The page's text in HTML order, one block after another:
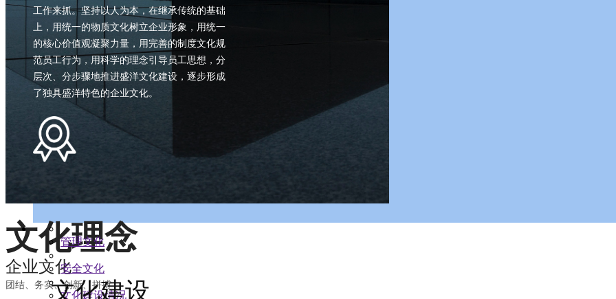
文化理念
企业文化
团结、务实、创新、拼搏
工作来抓。坚持以人为本，在继承传统的基础
上，用统一的物质文化树立企业形象，用统一
的核心价值观凝聚力量，用完善的制度文化规
范员工行为，用科学的理念引导员工思想，分
层次、分步骤地推进盛洋文化建设，逐步形成
了独具盛洋特色的企业文化。
管理文化
安全文化
文化建设情况
文化建设